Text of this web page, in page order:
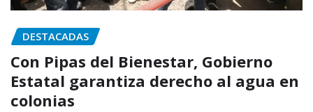
DESTACADAS
Con Pipas del Bienestar, Gobierno
Estatal garantiza derecho al agua en
colonias